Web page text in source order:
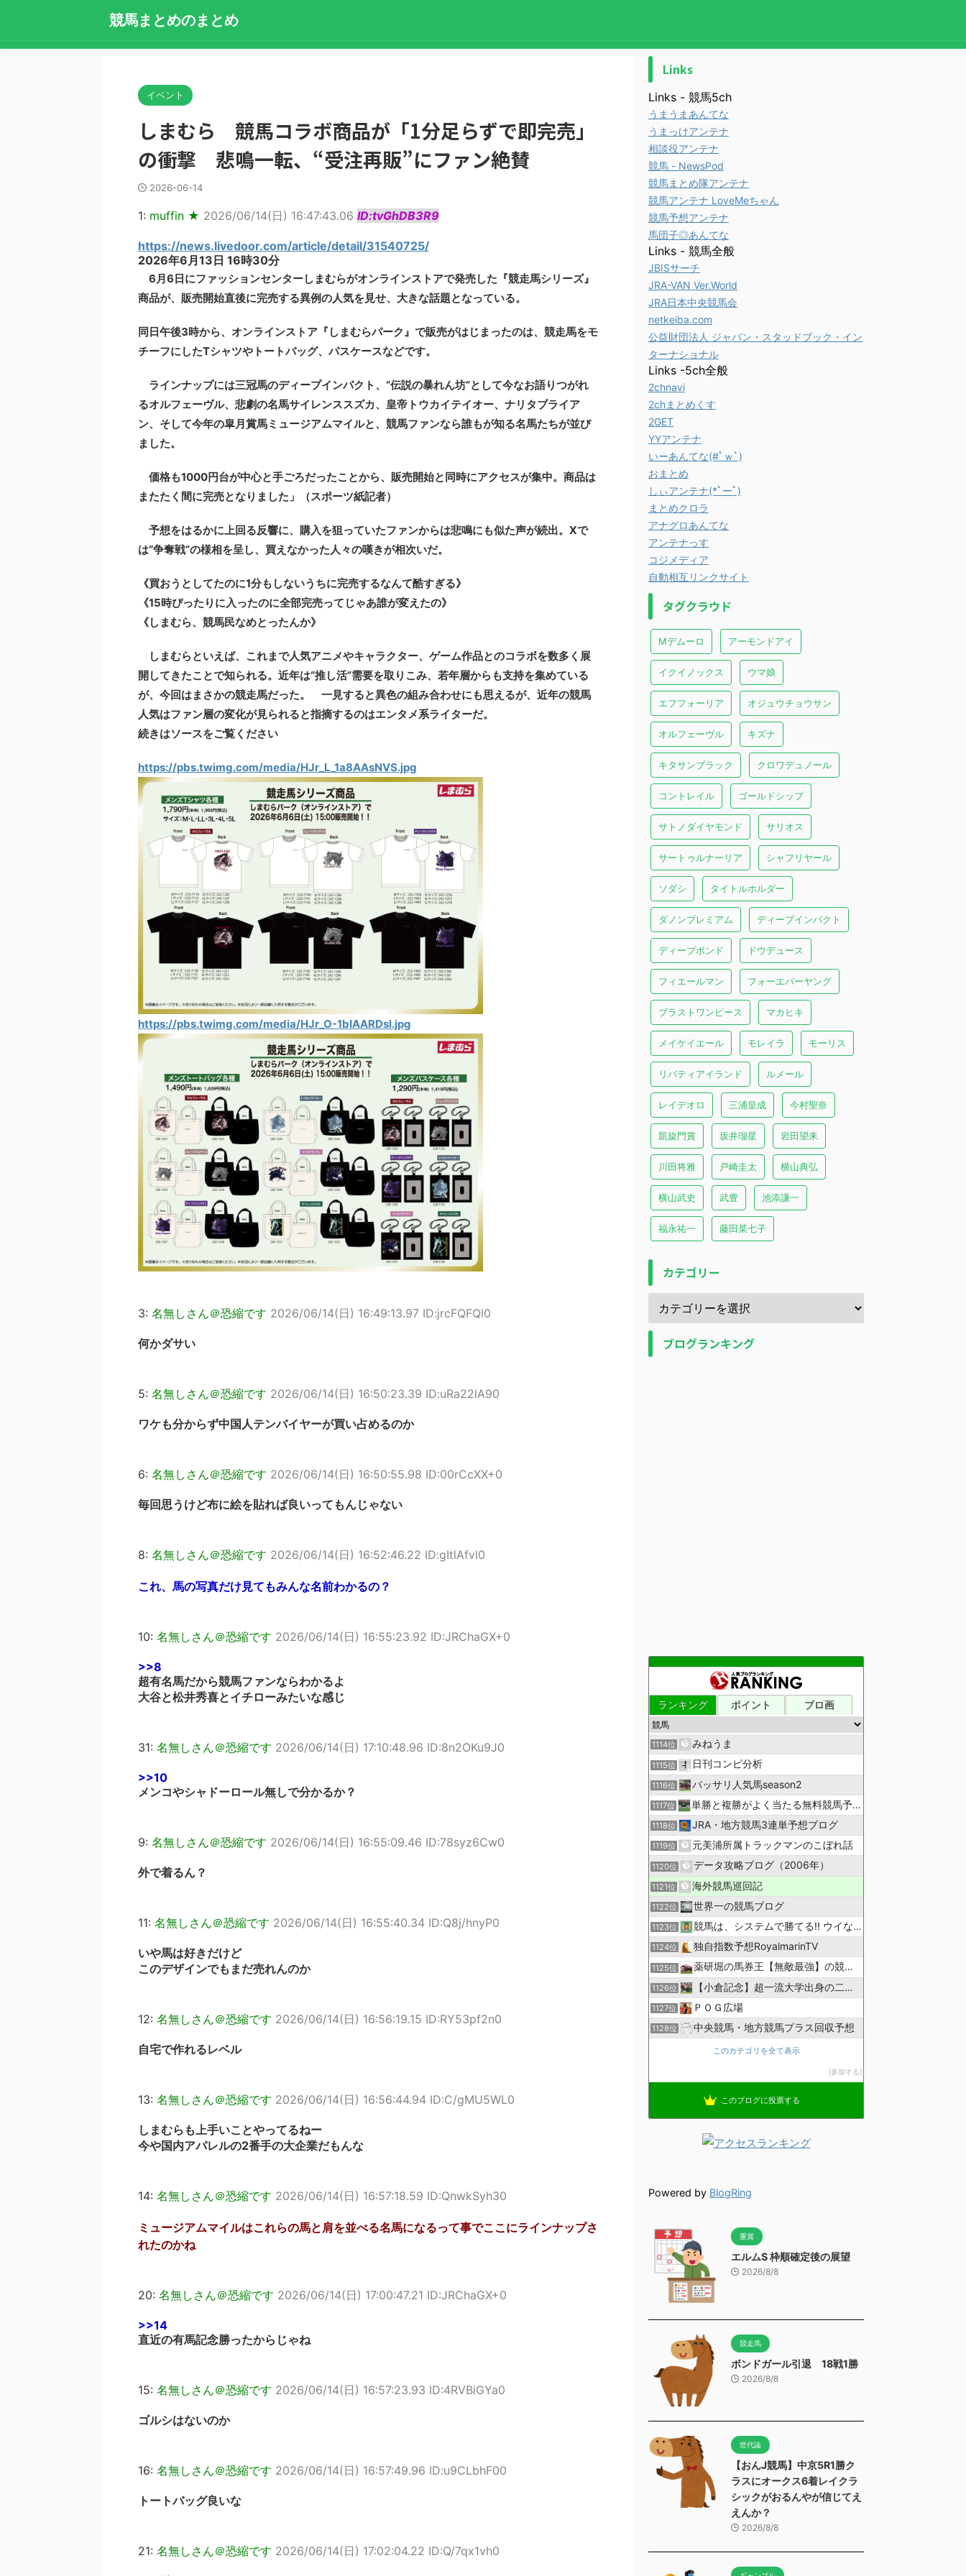
競馬まとめのまとめ
イベント
しまむら 競馬コラボ商品が「1分足らずで即完売」
の衝撃 悲鳴一転、“受注再販”にファン絶賛
2026-06-14
1: muffin ★ 2026/06/14(日) 16:47:43.06 ID:tvGhDB3R9
https://news.livedoor.com/article/detail/31540725/
2026年6月13日 16時30分
6月6日にファッションセンターしまむらがオンラインストアで発売した『競走馬シリーズ』
商品が、販売開始直後に完売する異例の人気を見せ、大きな話題となっている。
同日午後3時から、オンラインストア『しまむらパーク』で販売がはじまったのは、競走馬をモ
チーフにしたTシャツやトートバッグ、パスケースなどです。
ラインナップには三冠馬のディープインパクト、“伝説の暴れん坊”として今なお語りつがれ
るオルフェーヴル、悲劇の名馬サイレンススズカ、皇帝トウカイテイオー、ナリタブライア
ン、そして今年の皐月賞馬ミュージアムマイルと、競馬ファンなら誰もが知る名馬たちが並び
ました。
価格も1000円台が中心と手ごろだったことから、販売開始と同時にアクセスが集中。商品は
またたく間に完売となりました」（スポーツ紙記者）
予想をはるかに上回る反響に、購入を狙っていたファンからは悲鳴にも似た声が続出。Xで
は“争奪戦”の様相を呈し、買えなかった人々の嘆きが相次いだ。
《買おうとしてたのに1分もしないうちに完売するなんて酷すぎる》
《15時ぴったりに入ったのに全部完売ってじゃあ誰が変えたの》
《しまむら、競馬民なめとったんか》
しまむらといえば、これまで人気アニメやキャラクター、ゲーム作品とのコラボを数多く展
開してきたことで知られる。近年は“推し活”需要を取りこみ、若年層からも支持を集めている
が、今回はまさかの競走馬だった。 一見すると異色の組み合わせにも思えるが、近年の競馬
人気はファン層の変化が見られると指摘するのはエンタメ系ライターだ。
続きはソースをご覧ください
https://pbs.twimg.com/media/HJr_L_1a8AAsNVS.jpg
https://pbs.twimg.com/media/HJr_O-1bIAARDsl.jpg
3: 名無しさん＠恐縮です 2026/06/14(日) 16:49:13.97 ID:jrcFQFQl0
何かダサい
5: 名無しさん＠恐縮です 2026/06/14(日) 16:50:23.39 ID:uRa22lA90
ワケも分からず中国人テンバイヤーが買い占めるのか
6: 名無しさん＠恐縮です 2026/06/14(日) 16:50:55.98 ID:00rCcXX+0
毎回思うけど布に絵を貼れば良いってもんじゃない
8: 名無しさん＠恐縮です 2026/06/14(日) 16:52:46.22 ID:gItlAfvl0
これ、馬の写真だけ見てもみんな名前わかるの？
10: 名無しさん＠恐縮です 2026/06/14(日) 16:55:23.92 ID:JRChaGX+0
>>8
超有名馬だから競馬ファンならわかるよ
大谷と松井秀喜とイチローみたいな感じ
31: 名無しさん＠恐縮です 2026/06/14(日) 17:10:48.96 ID:8n2OKu9J0
>>10
メンコやシャドーロール無しで分かるか？
9: 名無しさん＠恐縮です 2026/06/14(日) 16:55:09.46 ID:78syz6Cw0
外で着るん？
11: 名無しさん＠恐縮です 2026/06/14(日) 16:55:40.34 ID:Q8j/hnyP0
いや馬は好きだけど
このデザインでもまだ売れんのか
12: 名無しさん＠恐縮です 2026/06/14(日) 16:56:19.15 ID:RY53pf2n0
自宅で作れるレベル
13: 名無しさん＠恐縮です 2026/06/14(日) 16:56:44.94 ID:C/gMU5WL0
しまむらも上手いことやってるねー
今や国内アパレルの2番手の大企業だもんな
14: 名無しさん＠恐縮です 2026/06/14(日) 16:57:18.59 ID:QnwkSyh30
ミュージアムマイルはこれらの馬と肩を並べる名馬になるって事でここにラインナップさ
れたのかね
20: 名無しさん＠恐縮です 2026/06/14(日) 17:00:47.21 ID:JRChaGX+0
>>14
直近の有馬記念勝ったからじゃね
15: 名無しさん＠恐縮です 2026/06/14(日) 16:57:23.93 ID:4RVBiGYa0
ゴルシはないのか
16: 名無しさん＠恐縮です 2026/06/14(日) 16:57:49.96 ID:u9CLbhF00
トートバッグ良いな
21: 名無しさん＠恐縮です 2026/06/14(日) 17:02:04.22 ID:Q/7qx1vh0
Links
Links - 競馬5ch
うまうまあんてな
うまっけアンテナ
相談役アンテナ
競馬 - NewsPod
競馬まとめ隊アンテナ
競馬アンテナ LoveMeちゃん
競馬予想アンテナ
馬団子◎あんてな
Links - 競馬全般
JBISサーチ
JRA-VAN Ver.World
JRA日本中央競馬会
netkeiba.com
公益財団法人 ジャパン・スタッドブック・イン
ターナショナル
Links -5ch全般
2chnavi
2chまとめくす
2GET
YYアンテナ
いーあんてな(#ﾟｗﾟ)
おまとめ
しぃアンテナ(*ﾟーﾟ)
まとめクロラ
アナグロあんてな
アンテナっす
コジメディア
自動相互リンクサイト
タグクラウド
Mデムーロ アーモンドアイ
イクイノックス ウマ娘
エフフォーリア オジュウチョウサン
オルフェーヴル キズナ
キタサンブラック クロワデュノール
コントレイル ゴールドシップ
サトノダイヤモンド サリオス
サートゥルナーリア シャフリヤール
ソダシ タイトルホルダー
ダノンプレミアム ディープインパクト
ディープボンド ドウデュース
フィエールマン フォーエバーヤング
ブラストワンピース マカヒキ
メイケイエール モレイラ モーリス
リバティアイランド ルメール
レイデオロ 三浦皇成 今村聖奈
凱旋門賞 坂井瑠星 岩田望来
川田将雅 戸崎圭太 横山典弘
横山武史 武豊 池添謙一
福永祐一 藤田菜七子
カテゴリー
ブログランキング
ランキング ポイント ブロ画
1114位 みねうま
1115位 日刊コンピ分析
1116位 バッサリ人気馬season2
1117位 単勝と複勝がよく当たる無料競馬予想ブログ
1118位 JRA・地方競馬3連単予想ブログ
1119位 元美浦所属トラックマンのこぼれ話
1120位 データ攻略ブログ（2006年）
1121位 海外競馬巡回記
1122位 世界一の競馬ブログ
1123位 競馬は、システムで勝てる!! ウイなび
1124位 独自指数予想RoyalmarinTV
1125位 薬研堀の馬券王【無敵最強】の競馬予想
1126位 【小倉記念】超一流大学出身の二人で理論競馬
1127位 ＰＯＧ広場
1128位 中央競馬・地方競馬プラス回収予想
このカテゴリを全て表示
参加する
このブログに投票する
Powered by BlogRing
重賞
エルムS 枠順確定後の展望
2026/8/8
競走馬
ボンドガール引退 18戦1勝
2026/8/8
世代論
【おんJ競馬】中京5R1勝ク
ラスにオークス6着レイクラ
シックがおるんやが信じてえ
えんか？
2026/8/8